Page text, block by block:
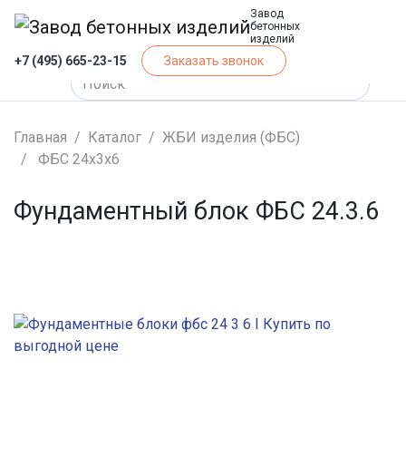
Завод
бетонных
изделий
+7 (495) 665-23-15 Заказать звонок
Главная Каталог
ЖБИ изделия (ФБС)
ФБС 24х3х6
Фундаментный блок ФБС 24.3.6